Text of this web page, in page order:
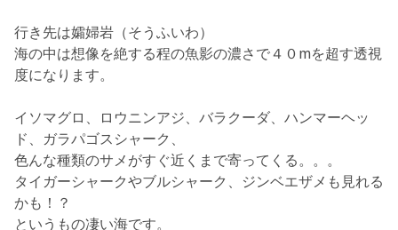
行き先は孀婦岩（そうふいわ）
海の中は想像を絶する程の魚影の濃さで４０mを超す透視
度になります。
イソマグロ、ロウニンアジ、バラクーダ、ハンマーヘッ
ド、ガラパゴスシャーク、
色んな種類のサメがすぐ近くまで寄ってくる。。。
タイガーシャークやブルシャーク、ジンベエザメも見れる
かも！？
というもの凄い海です。